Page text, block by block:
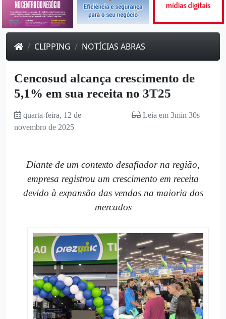
CLIPPING NOTÍCIAS ABRAS
Cencosud alcança crescimento de
5,1% em sua receita no 3T25
quarta-feira, 12 de
novembro de 2025
Leia em 3min 30s
Diante de um contexto desafiador na região,
empresa registrou um crescimento em receita
devido à expansão das vendas na maioria dos
mercados